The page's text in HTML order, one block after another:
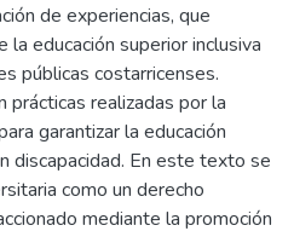
de experiencias, que
educación superior inclusiva
públicas costarricenses.
prácticas realizadas por la
garantizar la educación
discapacidad. En este texto se
como un derecho
mediante la promoción